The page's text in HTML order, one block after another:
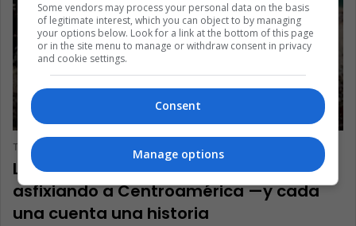
VIDA
The Latin American Post Staff August 10, 2025
Las botellas de plástico están
asfixiando a Centroamérica —y cada
una cuenta una historia
Some vendors may process your personal data on the basis
of legitimate interest, which you can object to by managing
your options below. Look for a link at the bottom of this page
or in the site menu to manage or withdraw consent in privacy
and cookie settings.
Consent
Manage options